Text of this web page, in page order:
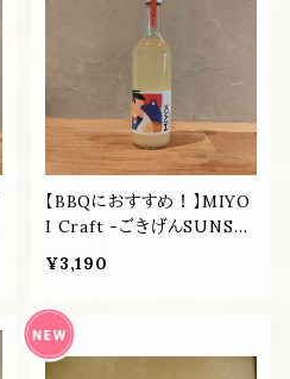
【BBQにおすすめ！】MIYO
I Craft -ごきげんSUNSE
¥3,190